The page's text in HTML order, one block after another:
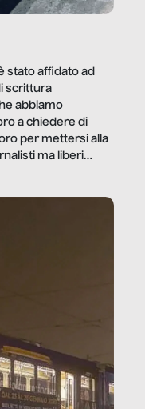
stato affidato ad
scrittura
abbiamo
a chiedere di
per mettersi alla
ma liberi